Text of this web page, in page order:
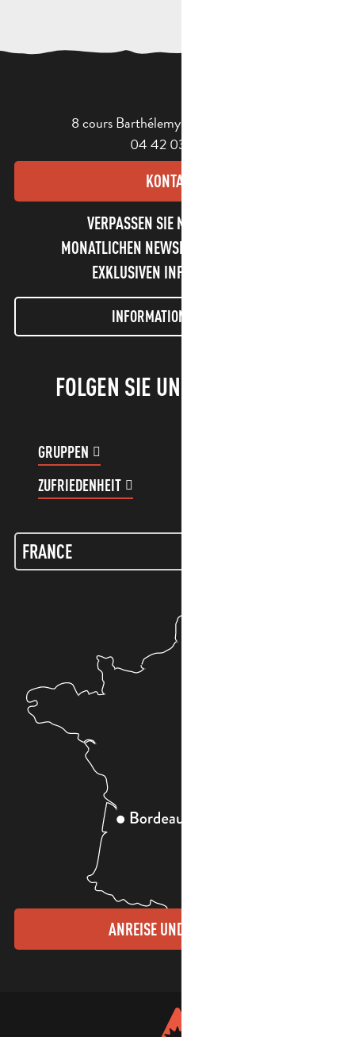
8 cours Barthélemy - 13400 Aubagne
04 42 03 49 98
KONTAKT
VERPASSEN SIE NICHT UNSEREN
MONATLICHEN NEWSLETTER UND UNSERE
EXKLUSIVEN INFORMATIONEN!
INFORMATIONEN LETTER
FOLGEN SIE UNS!
GRUPPEN
ZUFRIEDENHEIT
ANREISE UND KONTAKTE